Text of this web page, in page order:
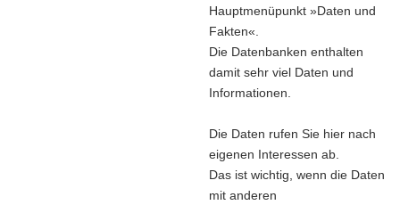
Hauptmenüpunkt »Daten und
Fakten«.
Die Datenbanken enthalten
damit sehr viel Daten und
Informationen.
Die Daten rufen Sie hier nach
eigenen Interessen ab.
Das ist wichtig, wenn die Daten
mit anderen